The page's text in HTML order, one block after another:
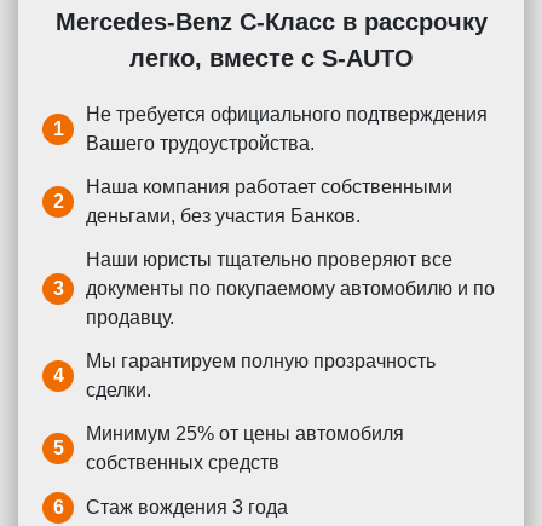
Mercedes-Benz C-Класс в рассрочку
легко, вместе с S-AUTO
1
Не требуется официального подтверждения
Вашего трудоустройства.
2
Наша компания работает собственными
деньгами, без участия Банков.
3
Наши юристы тщательно проверяют все
документы по покупаемому автомобилю и по
продавцу.
4
Мы гарантируем полную прозрачность
сделки.
5
Минимум 25% от цены автомобиля
собственных средств
6 Стаж вождения 3 года